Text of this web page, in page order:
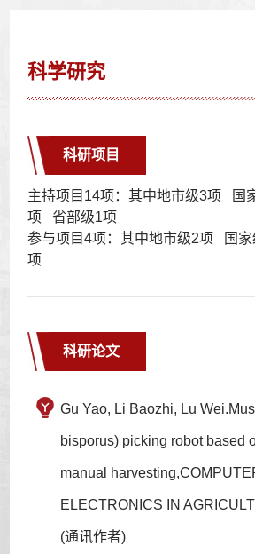
科学研究
科研项目
主持项目14项：其中地市级3项 国
项 省部级1项
参与项目4项：其中地市级2项 国
项
科研论文
Gu Yao, Li Baozhi, Lu
bisporus) picking robot based
manual
ELECTRONICS IN
(通讯作者)